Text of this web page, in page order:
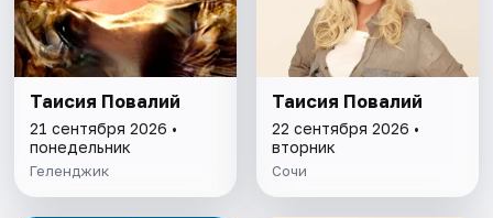
Таисия Повалий
21 сентября 2026 •
понедельник
Геленджик
Таисия Повалий
22 сентября 2026 •
вторник
Сочи